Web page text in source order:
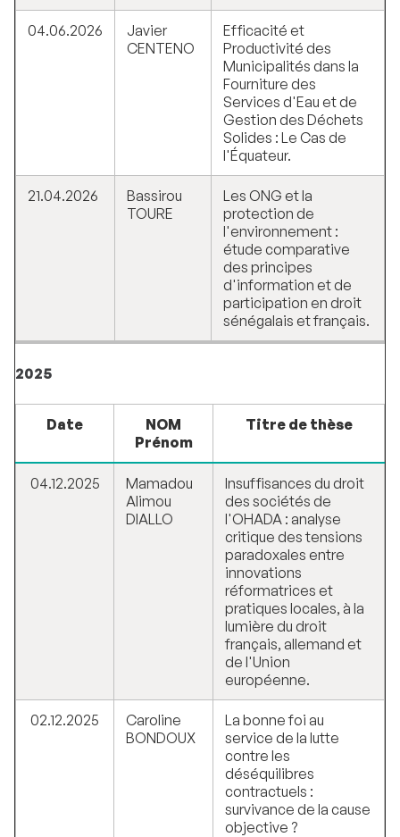
04.06.2026
Javier
CENTENO
Efficacité et
Productivité des
Municipalités dans la
Fourniture des
Services d'Eau et de
Gestion des Déchets
Solides : Le Cas de
l'Équateur.
21.04.2026
Bassirou
TOURE
Les ONG et la
protection de
l'environnement :
étude comparative
des principes
d'information et de
participation en droit
sénégalais et français.
2025
Date
NOM
Prénom
Titre de thèse
04.12.2025
Mamadou
Alimou
DIALLO
Insuffisances du droit
des sociétés de
l'OHADA : analyse
critique des tensions
paradoxales entre
innovations
réformatrices et
pratiques locales, à la
lumière du droit
français, allemand et
de l'Union
européenne.
02.12.2025
Caroline
BONDOUX
La bonne foi au
service de la lutte
contre les
déséquilibres
contractuels :
survivance de la cause
objective ?